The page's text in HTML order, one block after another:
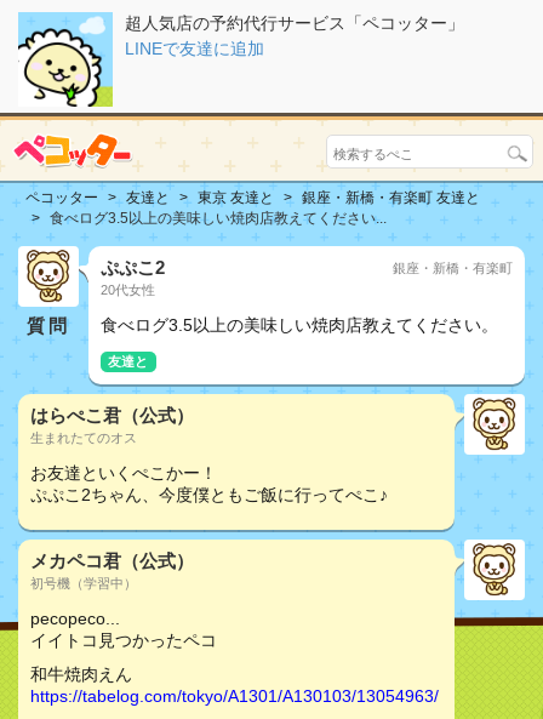
超人気店の予約代行サービス「ペコッター」
LINEで友達に追加
ペコッター 友達と 東京 友達と
銀座・新橋・有楽町 友達と
食べログ3.5以上の美味しい焼肉店教えてください...
質問
ぷぷこ2
20代女性
銀座・新橋・有楽町
食べログ3.5以上の美味しい焼肉店教えてください。
友達と
はらぺこ君（公式）
生まれたてのオス
お友達といくぺこかー！
ぷぷこ2ちゃん、今度僕ともご飯に行ってぺこ♪
メカペコ君（公式）
初号機（学習中）
pecopeco...
イイトコ見つかったペコ
和牛焼肉えん
https://tabelog.com/tokyo/A1301/A130103/13054963/